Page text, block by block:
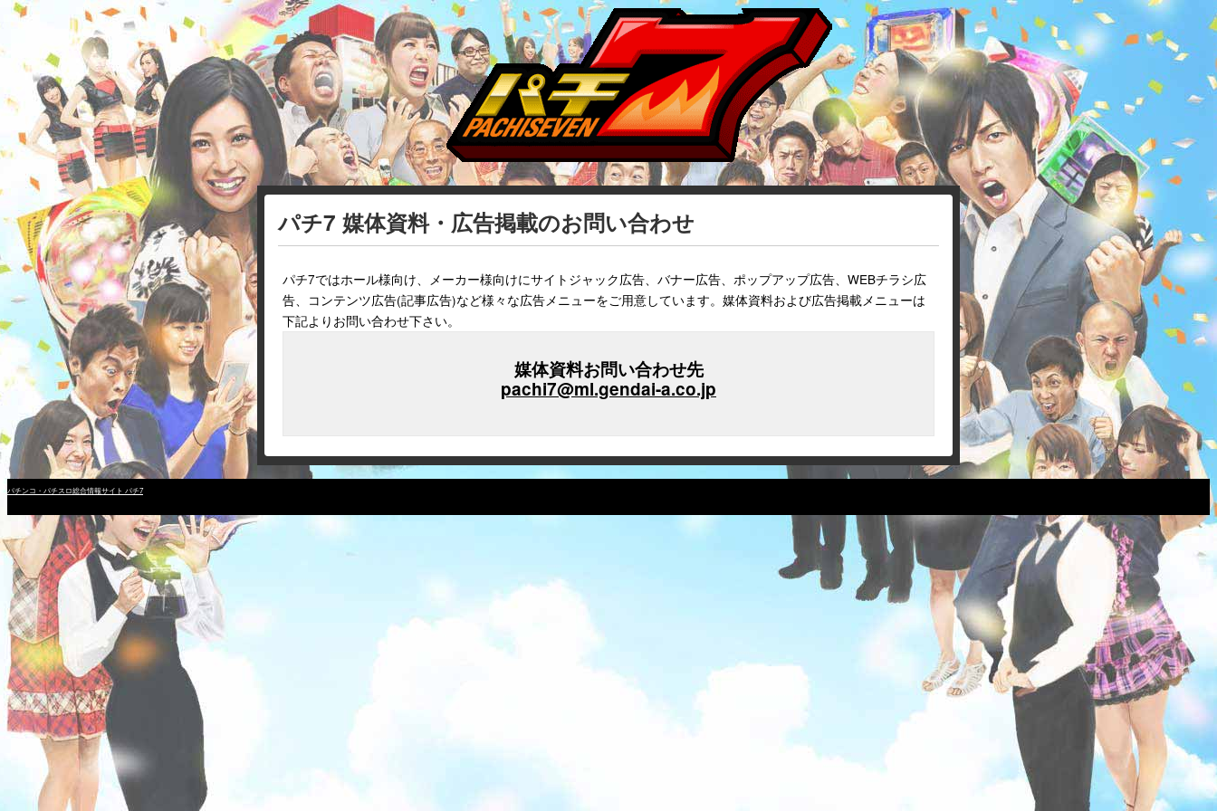
パチ7 媒体資料・広告掲載のお問い合わせ
パチ7ではホール様向け、メーカー様向けにサイトジャック広告、バナー広告、ポップアップ広告、WEBチラシ広
告、コンテンツ広告(記事広告)など様々な広告メニューをご用意しています。媒体資料および広告掲載メニューは
下記よりお問い合わせ下さい。
媒体資料お問い合わせ先
pachi7@ml.gendai-a.co.jp
パチンコ・パチスロ総合情報サイト パチ7